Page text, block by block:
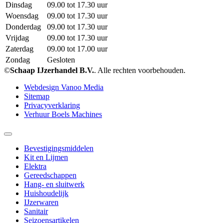
Dinsdag
09.00 tot 17.30 uur
Woensdag
09.00 tot 17.30 uur
Donderdag
09.00 tot 17.30 uur
Vrijdag
09.00 tot 17.30 uur
Zaterdag
09.00 tot 17.00 uur
Zondag
Gesloten
©Schaap IJzerhandel B.V.. Alle rechten voorbehouden.
Webdesign Vanoo Media
Sitemap
Privacyverklaring
Verhuur Boels Machines
Bevestigingsmiddelen
Kit en Lijmen
Elektra
Gereedschappen
Hang- en sluitwerk
Huishoudelijk
IJzerwaren
Sanitair
Seizoensartikelen